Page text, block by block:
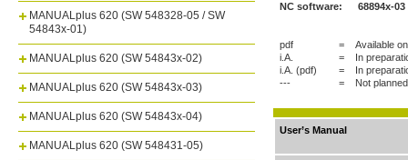
MANUALplus 620 (SW 548328-05 / SW
54843x-01)
MANUALplus 620 (SW 54843x-02)
MANUALplus 620 (SW 54843x-03)
MANUALplus 620 (SW 54843x-04)
MANUALplus 620 (SW 548431-05)
NC software: 68894x-03
pdf
i.A.
i.A. (pdf)
---
=
=
=
=
Available
In
In
Not planned
User’s Manual